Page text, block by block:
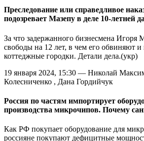
Преследование или справедливое
подозревает Мазепу в деле 10-летней
За что задержанного бизнесмена Игоря
свободы на 12 лет, в чем его обвиняют и
коттеджные городки. Детали дела.(укр)
19 января 2024, 15:30 — Николай
Колесниченко , Дана Гордийчук
Россия по частям импортирует
производства микрочипов. Почему
Как РФ покупает оборудование для
россияне покупают дефицитные